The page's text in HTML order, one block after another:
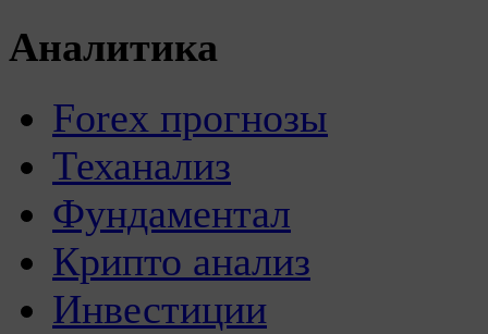
Аналитика
Forex прогнозы
Теханализ
Фундаментал
Крипто анализ
Инвестиции